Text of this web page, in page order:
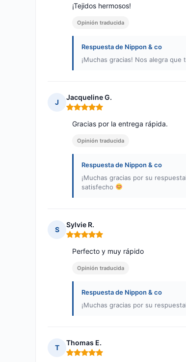
¡Tejidos hermosos!
Opinión traducida
Respuesta de Nippon & co
¡Muchas gracias! Nos alegra
J
Jacqueline G.
Nota: 5 de 5
Gracias por la entrega rápida.
Opinión traducida
Respuesta de Nippon & co
¡Muchas gracias por su
satisfecho
S
Sylvie R.
Nota: 5 de 5
Perfecto y muy rápido
Opinión traducida
Respuesta de Nippon & co
¡Muchas gracias por su
T
Thomas E.
Nota: 5 de 5